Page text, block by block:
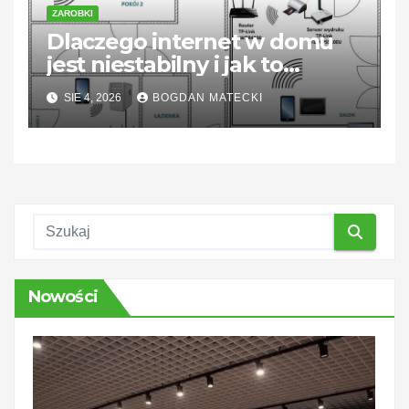
ZAROBKI
Dlaczego internet w domu
jest niestabilny i jak to
naprawić
SIE 4, 2026 BOGDAN MATECKI
Nowości